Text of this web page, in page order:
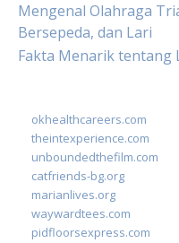
Mengenal Olahraga
Bersepeda, dan Lari
Fakta Menarik tentang
okhealthcareers.com
theintexperience.com
unboundedthefilm.com
catfriends-bg.org
marianlives.org
waywardtees.com
pidfloorsexpress.com